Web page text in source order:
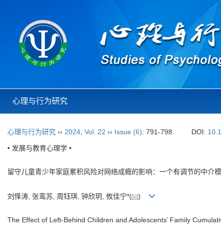
心理与行为研究
心理与行为研究 ›› 2024 Vol. 22 ›› Issue (6): 791-798. DOI:
• 发展与教育心理学 •
留守儿童青少年家庭累积风险对网络成瘾的影响：一个有调节的中介
刘怿涛, 张鸾苏, 周钰琪, 钟欣玥, 攸佳宁*( )
The Effect of Left-Behind Children and Adolescents’ Family